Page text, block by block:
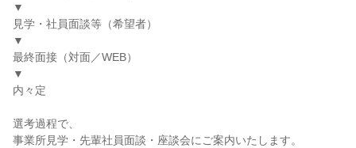
▼
見学・社員面談等（希望者）
▼
最終面接（対面／WEB）
▼
内々定
選考過程で、
事業所見学・先輩社員面談・座談会にご案内いたします。